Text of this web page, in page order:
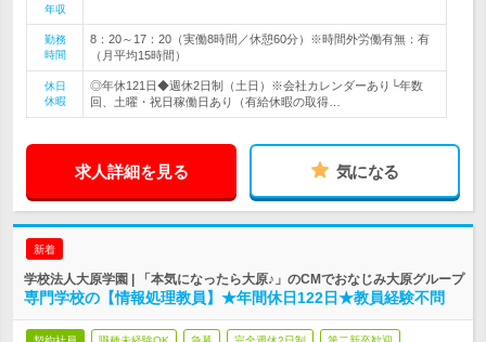
年収
勤務
時間
8：20～17：20（実働8時間／休憩60分）※時間外労働有無：有
（月平均15時間）
休日
休暇
◎年休121日◆週休2日制（土日）※会社カレンダーあり└年数
回、土曜・祝日稼働日あり（有給休暇の取得…
求人詳細を見る 気になる
新着
学校法人大原学園 | 「本気になったら大原♪」のCMでおなじみ大原グループ
専門学校の【情報処理教員】★年間休日122日★教員経験不問